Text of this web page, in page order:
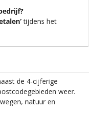
tijdens het
de 4-cijferige
weer.
natuur en